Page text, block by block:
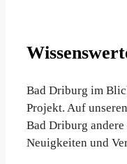
Bad Driburg im
Projekt. Auf
Bad Driburg
Neuigkeiten und